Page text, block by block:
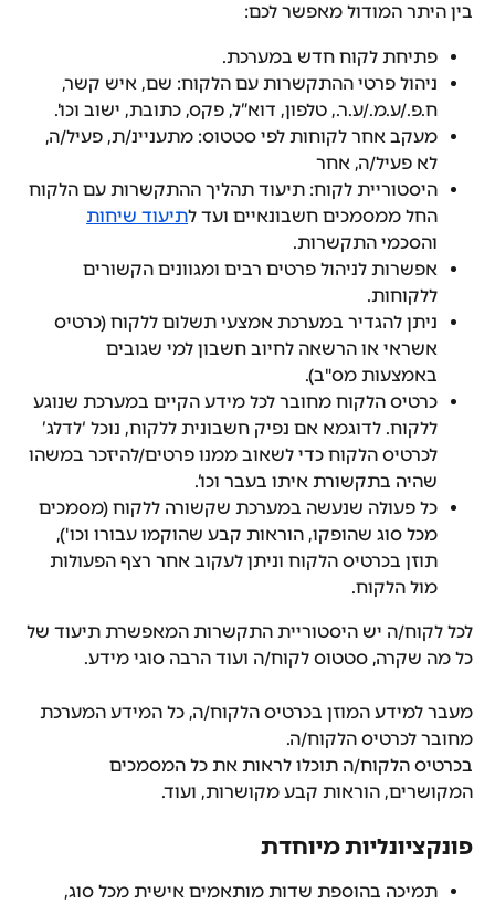
בין היתר המודול מאפשר לכם:
פתיחת לקוח חדש במערכת.
ניהול פרטי ההתקשרות עם הלקוח: שם, איש קשר,
ח.פ./ע.מ./ע.ר., טלפון, דוא”ל, פקס, כתובת, ישוב וכו'.
מעקב אחר לקוחות לפי סטטוס: מתעניינ/ת, פעיל/ה,
לא פעיל/ה, אחר
היסטוריית לקוח: תיעוד תהליך ההתקשרות עם הלקוח
החל ממסמכים חשבונאיים ועד לתיעוד שיחות
והסכמי התקשרות.
אפשרות לניהול פרטים רבים ומגוונים הקשורים
ללקוחות.
ניתן להגדיר במערכת אמצעי תשלום ללקוח (כרטיס
אשראי או הרשאה לחיוב חשבון למי שגובים
באמצעות מס"ב).
כרטיס הלקוח מחובר לכל מידע הקיים במערכת שנוגע
ללקוח. לדוגמא אם נפיק חשבונית ללקוח, נוכל ‘לדלג’
לכרטיס הלקוח כדי לשאוב ממנו פרטים/להיזכר במשהו
שהיה בתקשורת איתו בעבר וכו’.
כל פעולה שנעשה במערכת שקשורה ללקוח (מסמכים
מכל סוג שהופקו, הוראות קבע שהוקמו עבורו וכו'),
תוזן בכרטיס הלקוח וניתן לעקוב אחר רצף הפעולות
מול הלקוח.
לכל לקוח/ה יש היסטוריית התקשרות המאפשרת תיעוד של
כל מה שקרה, סטטוס לקוח/ה ועוד הרבה סוגי מידע.
מעבר למידע המוזן בכרטיס הלקוח/ה, כל המידע המערכת
מחובר לכרטיס הלקוח/ה.
בכרטיס הלקוח/ה תוכלו לראות את כל המסמכים
המקושרים, הוראות קבע מקושרות, ועוד.
פונקציונליות מיוחדת
תמיכה בהוספת שדות מותאמים אישית מכל סוג,